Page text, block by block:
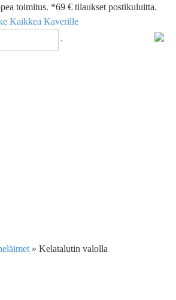
toimitus. *69 € tilaukset postikuluitta.
» Kelatalutin valolla